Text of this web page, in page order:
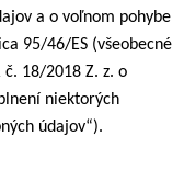
a o voľnom pohybe
95/46/ES (všeobecné
č. 18/2018 Z. z. o
niektorých
údajov“).